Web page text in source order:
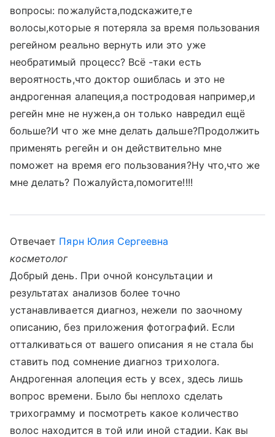
вопросы: пожалуйста,подскажите,те
волосы,которые я потеряла за время пользования
регейном реально вернуть или это уже
необратимый процесс? Всё -таки есть
вероятность,что доктор ошиблась и это не
андрогенная алапеция,а постродовая например,и
регейн мне не нужен,а он только навредил ещё
больше?И что же мне делать дальше?Продолжить
применять регейн и он действительно мне
поможет на время его пользования?Ну что,что же
мне делать? Пожалуйста,помогите!!!!
Отвечает Пярн Юлия Сергеевна
косметолог
Добрый день. При очной консультации и
результатах анализов более точно
устанавливается диагноз, нежели по заочному
описанию, без приложения фотографий. Если
отталкиваться от вашего описания я не стала бы
ставить под сомнение диагноз трихолога.
Андрогенная алопеция есть у всех, здесь лишь
вопрос времени. Было бы неплохо сделать
трихограмму и посмотреть какое количество
волос находится в той или иной стадии. Как вы